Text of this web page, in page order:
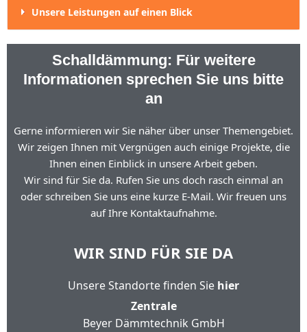
Unsere Leistungen auf einen Blick
Schalldämmung: Für weitere
Informationen sprechen Sie uns bitte
an
Gerne informieren wir Sie näher über unser Themengebiet.
Wir zeigen Ihnen mit Vergnügen auch einige Projekte, die
Ihnen einen Einblick in unsere Arbeit geben.
Wir sind für Sie da. Rufen Sie uns doch rasch einmal an
oder schreiben Sie uns eine kurze E-Mail. Wir freuen uns
auf Ihre Kontaktaufnahme.
WIR SIND FÜR SIE DA
Unsere Standorte finden Sie hier
Zentrale
Beyer Dämmtechnik GmbH